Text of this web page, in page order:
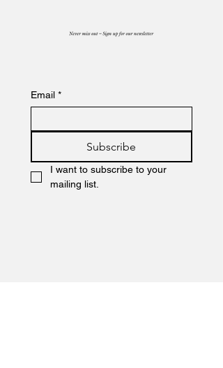
Email *
Subscribe
I want to subscribe to your
mailing list.